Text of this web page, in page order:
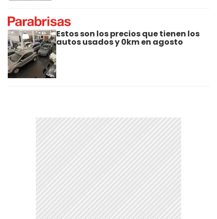
Estos son los precios que tienen los
autos usados y 0km en agosto